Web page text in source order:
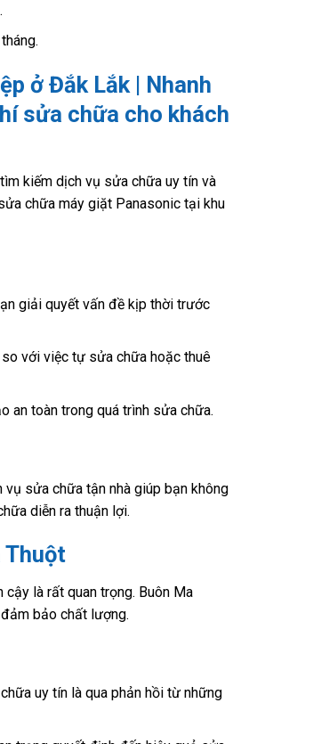
ở Đắk Lắk | Nhanh
sửa chữa cho khách
kiếm dịch vụ sửa chữa uy tín và
chữa máy giặt Panasonic tại khu
giải quyết vấn đề kịp thời trước
với việc tự sửa chữa hoặc thuê
an toàn trong quá trình sửa chữa.
sửa chữa tận nhà giúp bạn không
diễn ra thuận lợi.
Thuột
là rất quan trọng. Buôn Ma
bảo chất lượng.
uy tín là qua phản hồi từ những